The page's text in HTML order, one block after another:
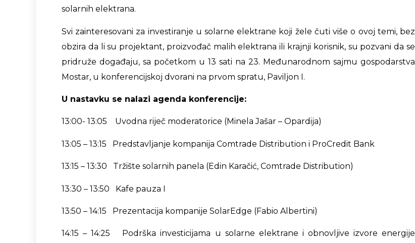
solarnih elektrana.
Svi zainteresovani za investiranje u solarne elektrane koji žele čuti više o ovoj temi, bez
obzira da li su projektant, proizvođač malih elektrana ili krajnji korisnik, su pozvani da se
pridruže događaju, sa početkom u 13 sati na 23. Međunarodnom sajmu gospodarstva
Mostar, u konferencijskoj dvorani na prvom spratu, Paviljon I.
U nastavku se nalazi agenda konferencije:
13:00- 13:05 Uvodna riječ moderatorice (Minela Jašar – Opardija)
13:05 – 13:15 Predstavljanje kompanija Comtrade Distribution i ProCredit Bank
13:15 – 13:30 Tržište solarnih panela (Edin Karačić, Comtrade Distribution)
13:30 – 13:50 Kafe pauza I
13:50 – 14:15 Prezentacija kompanije SolarEdge (Fabio Albertini)
14:15 – 14:25 Podrška investicijama u solarne elektrane i obnovljive izvore energije